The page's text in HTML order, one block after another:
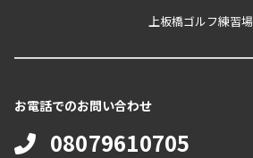
上板橋ゴルフ練習場
お電話でのお問い合わせ
08079610705